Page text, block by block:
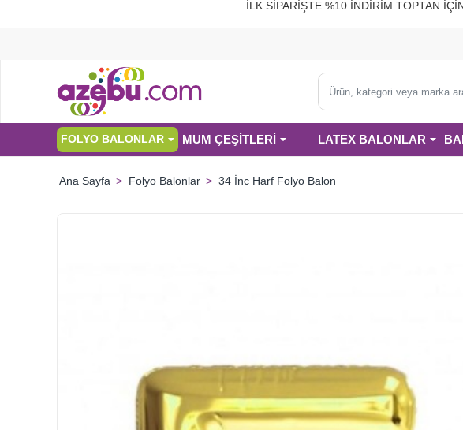
İLK SİPARİŞTE %10 İNDİRİM
Ürün,
kategori
marka
FOLYO BALONLAR MUM ÇEŞİTLERİ LATEX BALONLAR
Folyo Balonlar 34 İnc Harf Folyo Balon